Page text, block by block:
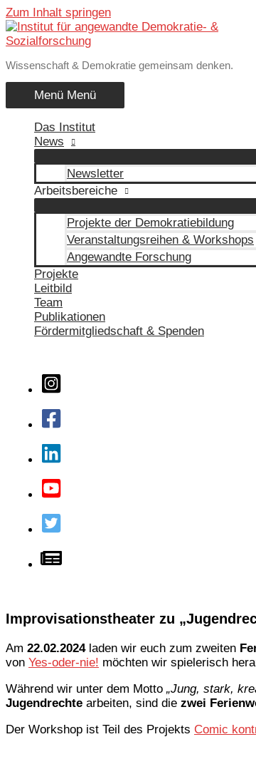
Zum Inhalt springen
Wissenschaft & Demokratie gemeinsam denken.
Menü Menü
Das Institut
News
Newsletter
Arbeitsbereiche
Projekte der Demokratiebildung
Veranstaltungsreihen & Workshops
Angewandte Forschung
Projekte
Leitbild
Team
Publikationen
Fördermitgliedschaft & Spenden
Improvisationstheater zu
Am 22.02.2024laden wir euch zum zweiten
von Yes-oder-nie! möchten wir spielerisch
Während wir unter dem Motto „Jung, stark,
Jugendrechte arbeiten, sind die zwei
Der Workshop ist Teil des Projekts Comic